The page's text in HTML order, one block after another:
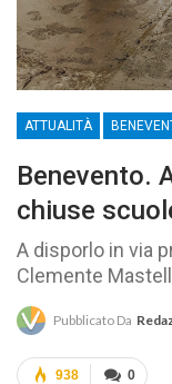
ATTUALITÀ
Benevento.
chiuse
A disporlo in via
Clemente
Pubblicato Da
0
938